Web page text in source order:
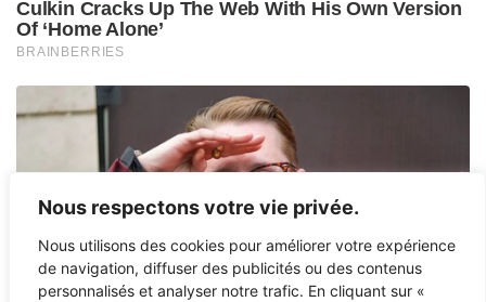
Nous respectons votre vie privée.
Nous utilisons des cookies pour améliorer votre expérience
de navigation, diffuser des publicités ou des contenus
personnalisés et analyser notre trafic. En cliquant sur «